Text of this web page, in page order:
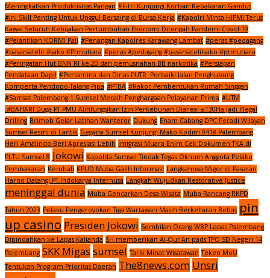
Meningkatkan Produktivitas Pangan #Fitri Kunjungi Korban Kebakaran Gandus
#Ini Skill Penting Untuk Unggul Bersaing di Bursa Kerja #Kapolri Minta HIPMI Terus
Kawal Seluruh Kebijakan Pertumbuhan Ekonomi Ditengah Pandemi Covid-19
#Pelantikan KORMI Pali #Penangan Kapolres Karawang Lambat #peras #pedagang
#pasarsatelit #sako #Ptmutiara #peras #pedagang #pasarsatelitsako #ptmutiara
#Peringatan Hut BNN RI ke-20 dan pemusnahan BB narkotika #Persiapan
Pendataan Dapil #Pertamina dan Dinas PUTR Perbaiki Jalan Penghubung
Komperta Pendopo-Talang Pipa #PTBA #Rakor Pembentukan Rumah Singgah
#Samsat Palembang 1 Sumsel Meraih Penghargaan Pelayanan Prima #UTM
.#BAHARI Duga PT PMU Alihfungsikan Izin Perkebunan Diareal ±130Ha Jadi Illegal
Drilling Brimob Gelar Latihan Wanteror Dukung Enam Cabang DPC Peradi Wilayah
Sumsel Resmi di Lantik Gegana Sumsel Kunjungi Mako Kodim 0418 Palembang
Heri Amalindo Beri Apresiasi Lebih Imigrasi Muara Enim Cek Dokumen TKA di
PLTU Sumsel 8 Jokowi Kapolda Sumsel Tindak Tegas Oknum Anggota Pelaku
Pembakaran Kembali KPUD Muba Galih Informasi Langkahnya Migor di Pasaran
Harno Datangi PT.Indokarya Internusa Langkah Wujudkan Restorative Justice
meninggal dunia Muba Gencarkan Desa Wisata Muba Rancang RKPD
Tahun 2023 Pelaku Pengeroyokan Tiga Wartawan Masih Berkeliaran Bebas pin
up casino Presiden Jokowi Sembilan Orang WBP Lapas Palembang
Dipindahkan ke Lapas Kalianda SH memberikan Al-Qur'An pads TPQ SD Negeri 14
Palembang SKK Migas sumsel Tarik Minat Wisatawan Teken MoU
Tentukan Program Prioritas Daerah The8news.com Unsri